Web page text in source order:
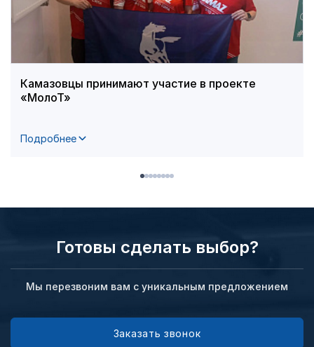
Камазовцы принимают участие в проекте
«МолоТ»
Подробнее
Готовы сделать выбор?
Мы перезвоним вам с уникальным предложением
Заказать звонок